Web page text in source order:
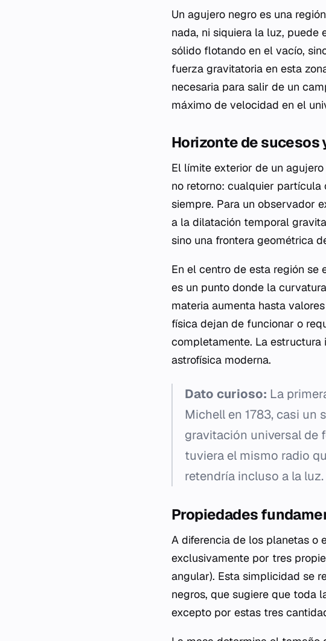
Un agujero negro es una
nada, ni siquiera la luz, puede
sólido flotando en el vacío,
fuerza gravitatoria en esta
necesaria para salir de un
máximo de velocidad en el
Horizonte de sucesos
El límite exterior de un
no retorno: cualquier
siempre. Para un observador
a la dilatación temporal
sino una frontera geométrica
En el centro de esta región
es un punto donde la
materia aumenta hasta
física dejan de funcionar o
completamente. La estructura
astrofísica moderna.
Dato curioso: La
Michell en 1783, casi un
gravitación universal de
tuviera el mismo radio
retendría incluso a la luz.
Propiedades
A diferencia de los planetas o
exclusivamente por tres
angular). Esta simplicidad se
negros, que sugiere que toda
excepto por estas tres